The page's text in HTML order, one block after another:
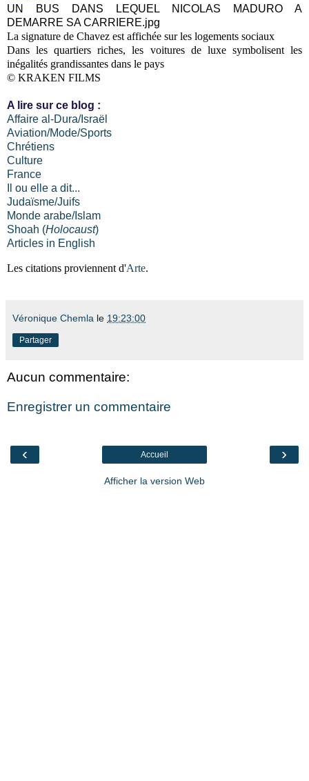
UN BUS DANS LEQUEL NICOLAS MADURO A
DEMARRE SA CARRIERE.jpg
La signature de Chavez est affichée sur les logements sociaux
Dans les quartiers riches, les voitures de luxe symbolisent les
inégalités grandissantes dans le pays
© KRAKEN FILMS
A lire sur ce blog :
Affaire al-Dura/Israël
Aviation/Mode/Sports
Chrétiens
Culture
France
Il ou elle a dit...
Judaïsme/Juifs
Monde arabe/Islam
Shoah (Holocaust)
Articles in English
Les citations proviennent d'Arte.
Véronique Chemla le 19:23:00
Partager
Aucun commentaire:
Enregistrer un commentaire
‹ ›
Accueil
Afficher la version Web